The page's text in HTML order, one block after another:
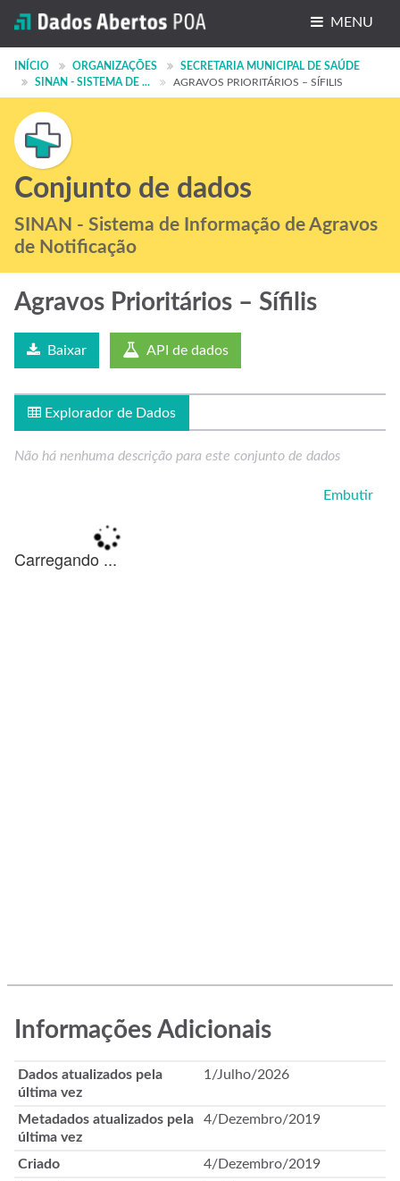
MENU
Conjuntos de dados
Organizações
Grupos
Sobre
INÍCIO ORGANIZAÇÕES
SECRETARIA MUNICIPAL DE SAÚDE
SINAN - SISTEMA DE ...
AGRAVOS PRIORITÁRIOS – SÍFILIS
Conjunto de dados
SINAN - Sistema de Informação de Agravos
de Notificação
Agravos Prioritários – Sífilis
Baixar API de dados
Explorador de Dados
Não há nenhuma descrição para este conjunto de dados
Embutir
Informações Adicionais
Dados atualizados pela
última vez
1/Julho/2026
Metadados atualizados pela
última vez
4/Dezembro/2019
Criado
4/Dezembro/2019